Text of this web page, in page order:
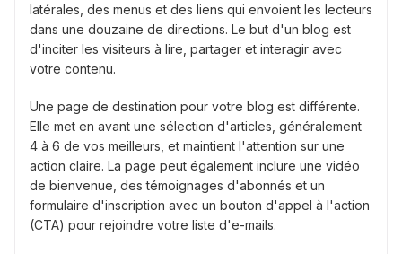
latérales, des menus et des liens qui envoient les lecteurs
dans une douzaine de directions. Le but d'un blog est
d'inciter les visiteurs à lire, partager et interagir avec
votre contenu.
Une page de destination pour votre blog est différente.
Elle met en avant une sélection d'articles, généralement
4 à 6 de vos meilleurs, et maintient l'attention sur une
action claire. La page peut également inclure une vidéo
de bienvenue, des témoignages d'abonnés et un
formulaire d'inscription avec un bouton d'appel à l'action
(CTA) pour rejoindre votre liste d'e-mails.